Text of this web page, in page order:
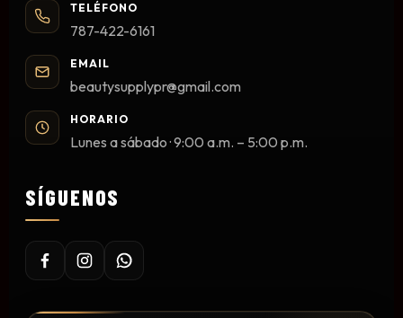
Pinceles
Lámparas de Secado
Nail Tips, Gel Tips y Pegas
Primer y Antifungal
Mesas y Maletas
Herramientas y Accesorios
Removedor de Callos
Cremas y Scrubs
Otros
TELÉFONO
787-422-6161
EMAIL
beautysupplypr@gmail.com
HORARIO
Lunes a sábado · 9:00 a.m. – 5:00 p.m.
SÍGUENOS